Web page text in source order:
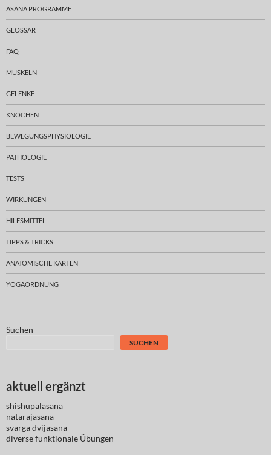
ASANA PROGRAMME
GLOSSAR
FAQ
MUSKELN
GELENKE
KNOCHEN
BEWEGUNGSPHYSIOLOGIE
PATHOLOGIE
TESTS
WIRKUNGEN
HILFSMITTEL
TIPPS & TRICKS
ANATOMISCHE KARTEN
YOGAORDNUNG
Suchen
SUCHEN
aktuell ergänzt
shishupalasana
natarajasana
svarga dvijasana
diversefunktionale Übungen